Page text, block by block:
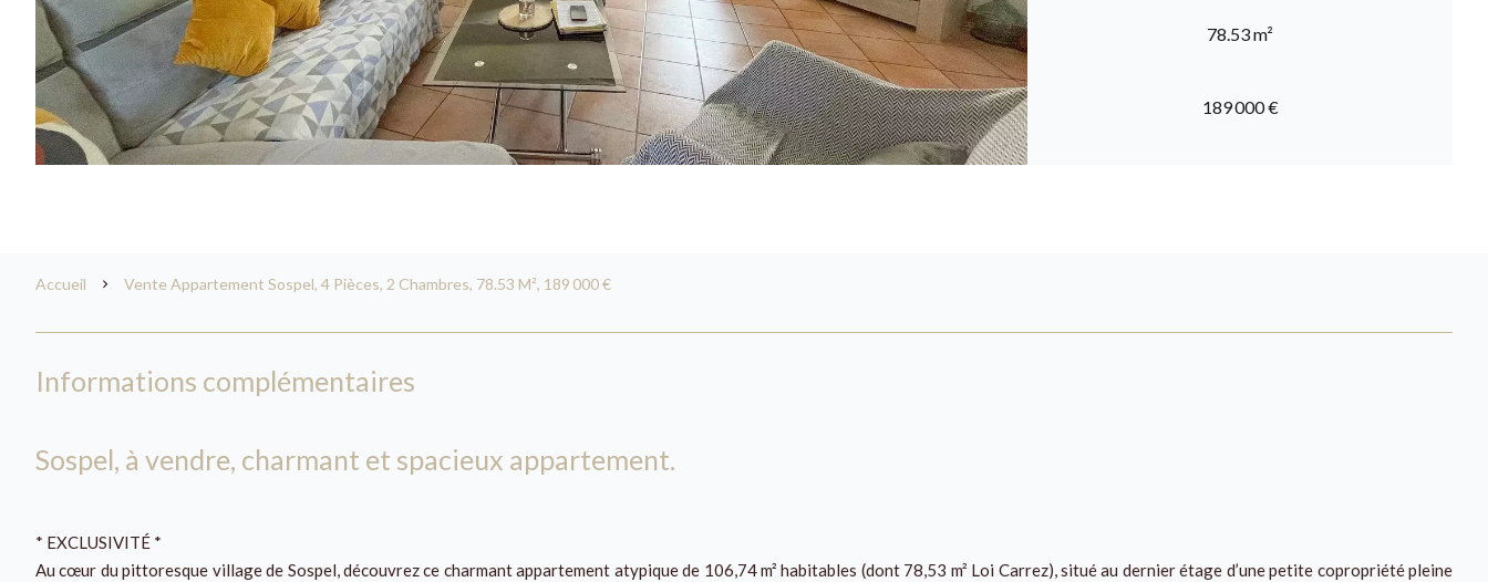
78.53 m²
189 000 €
Accueil Vente Appartement Sospel, 4 Pièces, 2 Chambres, 78.53 M², 189 000 €
Informations complémentaires
Sospel, à vendre, charmant et spacieux appartement.
* EXCLUSIVITÉ *
Au cœur du pittoresque village de Sospel, découvrez ce charmant appartement atypique de 106,74 m² habitables (dont 78,53 m² Loi Carrez), situé au dernier étage d’une petite copropriété pleine